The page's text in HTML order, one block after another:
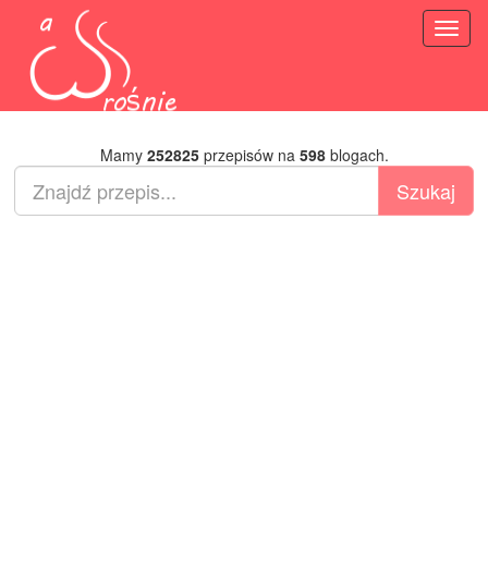
Mamy 252825przepisów na 598blogach.